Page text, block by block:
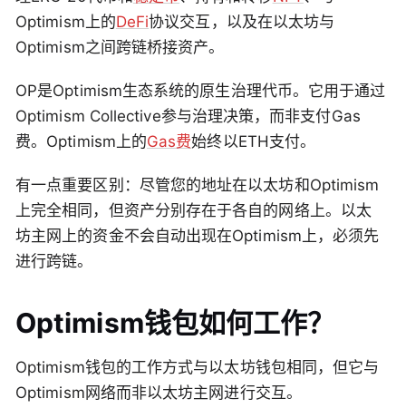
Optimism上的DeFi协议交互，以及在以太坊与
Optimism之间跨链桥接资产。
OP是Optimism生态系统的原生治理代币。它用于通过
Optimism Collective参与治理决策，而非支付Gas
费。Optimism上的Gas费始终以ETH支付。
有一点重要区别：尽管您的地址在以太坊和Optimism
上完全相同，但资产分别存在于各自的网络上。以太
坊主网上的资金不会自动出现在Optimism上，必须先
进行跨链。
Optimism钱包如何工作？
Optimism钱包的工作方式与以太坊钱包相同，但它与
Optimism网络而非以太坊主网进行交互。